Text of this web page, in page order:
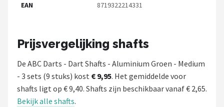
EAN 8719322214331
Prijsvergelijking shafts
De ABC Darts - Dart Shafts - Aluminium Groen - Medium
- 3 sets (9 stuks) kost € 9,95. Het gemiddelde voor
shafts ligt op € 9,40. Shafts zijn beschikbaar vanaf € 2,65.
Bekijk alle shafts.